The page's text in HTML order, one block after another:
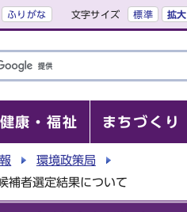
ふりがな 文字サイズ 標準 拡大
健康・福祉 まちづくり
環境政策局
補者選定結果について